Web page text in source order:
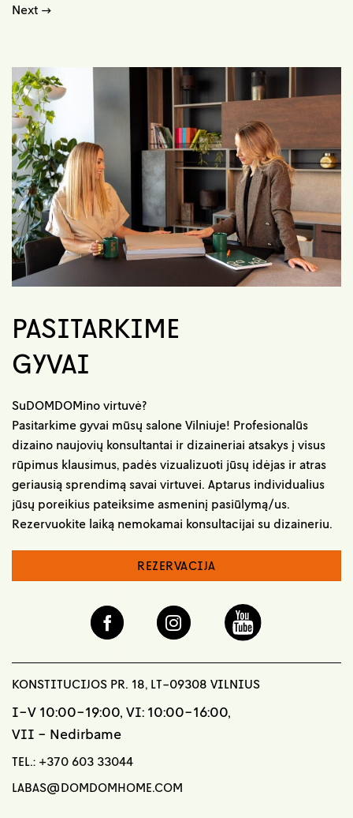
Next →
PASITARKIME
GYVAI
SuDOMDOMino virtuvė?
Pasitarkime gyvai mūsų salone Vilniuje! Profesionalūs
dizaino naujovių konsultantai ir dizaineriai atsakys į visus
rūpimus klausimus, padės vizualizuoti jūsų idėjas ir atras
geriausią sprendimą savai virtuvei. Aptarus individualius
jūsų poreikius pateiksime asmeninį pasiūlymą/us.
Rezervuokite laiką nemokamai konsultacijai su dizaineriu.
REZERVACIJA
KONSTITUCIJOS PR. 18, LT-09308 VILNIUS
I-V 10:00-19:00, VI: 10:00-16:00,
VII - Nedirbame
TEL.: +370 603 33044
LABAS@DOMDOMHOME.COM